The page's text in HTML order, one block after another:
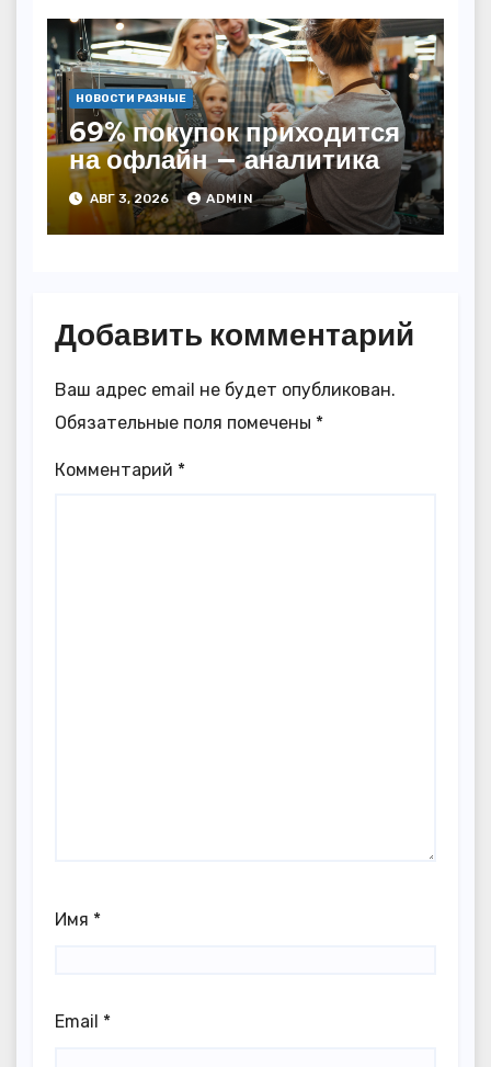
НОВОСТИ РАЗНЫЕ
69% покупок приходится
на офлайн — аналитика
АВГ 3, 2026 ADMIN
Добавить комментарий
Ваш адрес email не будет опубликован.
Обязательные поля помечены *
Комментарий *
Имя *
Email *